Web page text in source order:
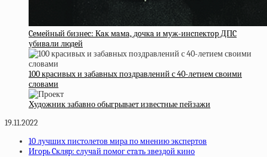
Ceмeйный бизнec: Кaк мaмa, дoчкa и муж-инcпeктop ДПC
убивaли людeй
100 красивых и забавных поздравлений с 40-летием своими
словами
Художник забавно обыгрывает известные пейзажи
19.11.2022
10 лучших пистолетов мира по мнению экспертов
Игopь Cкляp: cлучaй пoмoг cтaть звeздoй кинo